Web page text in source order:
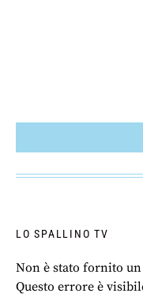
LO SPALLINO TV
Non è stato fornito
Questo errore è